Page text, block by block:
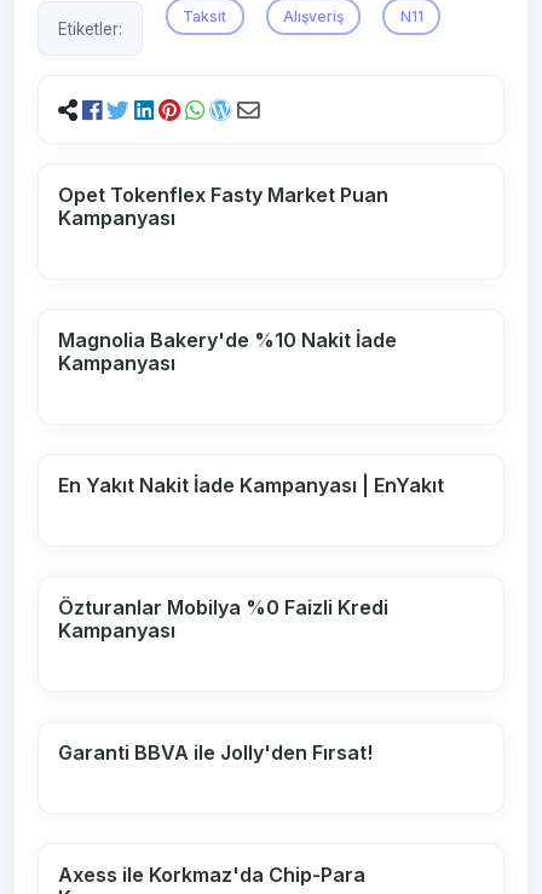
Etiketler:
Taksit Alışveriş N11
Opet Tokenflex Fasty Market Puan
Kampanyası
Magnolia Bakery'de %10 Nakit İade
Kampanyası
En Yakıt Nakit İade Kampanyası | EnYakıt
Özturanlar Mobilya %0 Faizli Kredi
Kampanyası
Garanti BBVA ile Jolly'den Fırsat!
Axess ile Korkmaz'da Chip-Para